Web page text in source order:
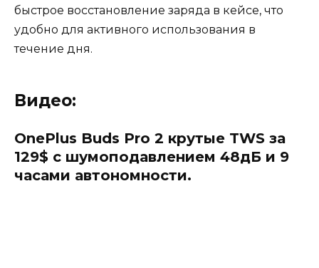
быстрое восстановление заряда в кейсе, что
удобно для активного использования в
течение дня.
Видео:
OnePlus Buds Pro 2 крутые TWS за
129$ с шумоподавлением 48дБ и 9
часами автономности.